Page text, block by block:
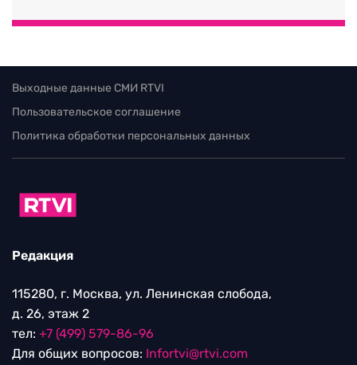
Выходные данные СМИ RTVI
Пользовательское соглашение
Политика обработки персональных данных
Редакция
115280, г. Москва, ул. Ленинская слобода,
д. 26, этаж 2
тел: +7 (499) 579-86-96
Для общих вопросов: Infortvi@rtvi.com